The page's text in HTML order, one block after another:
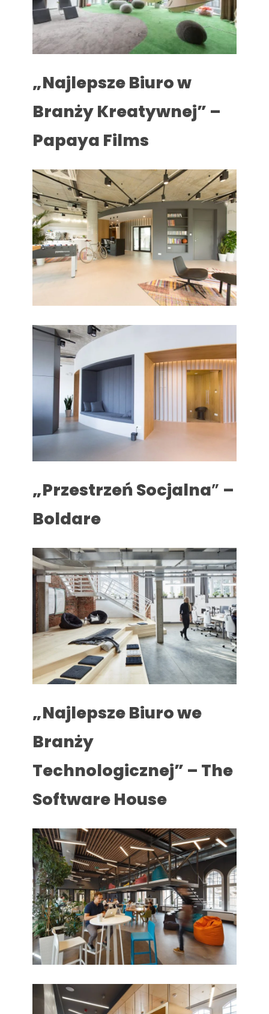
„Najlepsze Biuro w
Branży Kreatywnej” –
Papaya Films
„Przestrzeń Socjalna” –
Boldare
„Najlepsze Biuro we
Branży
Technologicznej” – The
Software House